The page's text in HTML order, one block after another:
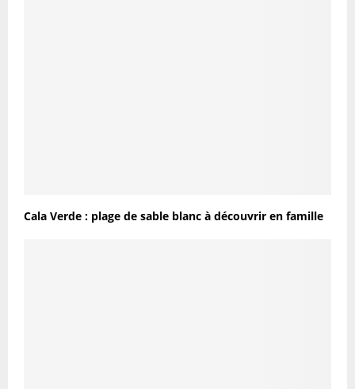
Cala Verde : plage de sable blanc à découvrir en famille